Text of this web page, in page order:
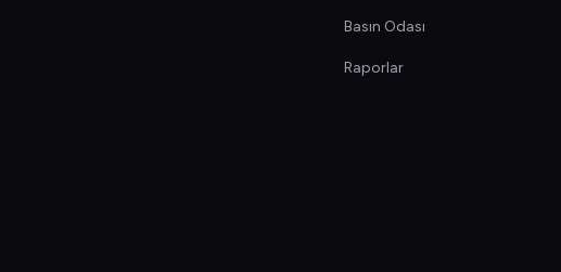
Basın Odası
Raporlar